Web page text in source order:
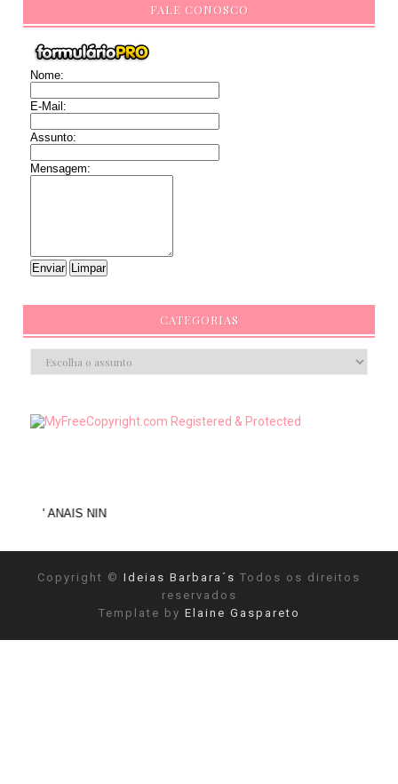
FALE CONOSCO
Nome:
E-Mail:
Assunto:
Mensagem:
CATEGORIAS
NIN
Copyright © Ideias Barbara´s Todos os direitos
reservados
Template by Elaine Gaspareto